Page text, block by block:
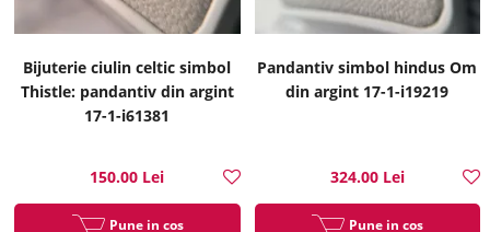
Bijuterie ciulin celtic simbol
Thistle: pandantiv din argint
17-1-i61381
150.00 Lei
Pune in cos
Pandantiv simbol hindus Om
din argint 17-1-i19219
324.00 Lei
Pune in cos